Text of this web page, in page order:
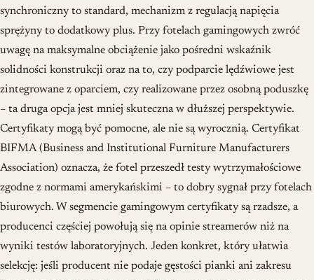
synchroniczny to standard, mechanizm z regulacją napięcia
sprężyny to dodatkowy plus. Przy fotelach gamingowych zwróć
uwagę na maksymalne obciążenie jako pośredni wskaźnik
solidności konstrukcji oraz na to, czy podparcie lędźwiowe jest
zintegrowane z oparciem, czy realizowane przez osobną poduszkę
– ta druga opcja jest mniej skuteczna w dłuższej perspektywie.
Certyfikaty mogą być pomocne, ale nie są wyrocznią. Certyfikat
BIFMA(Business and Institutional Furniture Manufacturers
Association) oznacza, że fotel przeszedł testy wytrzymałościowe
zgodne z normami amerykańskimi – to dobry sygnał przy fotelach
biurowych. W segmencie gamingowym certyfikaty są rzadsze, a
producenci częściej powołują się na opinie streamerów niż na
wyniki testów laboratoryjnych. Jeden konkret, który ułatwia
selekcję: jeśli producent nie podaje gęstości pianki ani zakresu